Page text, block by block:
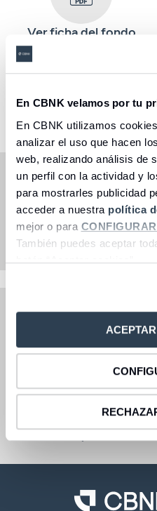
En CBNK velamos por tu
En CBNK utilizamos
analizar el uso que hacen
web, realizando análisis de
un perfil con la actividad y
para mostrarles publicidad
acceder a nuestra política
mejor o para
También puedes aceptar
botón “Aceptar cookies”.
Ver ficha del fondo
Seleccione una opción
La gestión toma como
índice MSCI World Health
Index. Este índice se utiliza
comparativos y el fondo no
mismo (fondo activo).
Oficinas y cajeros
Acceder
Centro de ayuda